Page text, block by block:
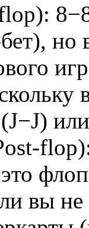
но
вы не